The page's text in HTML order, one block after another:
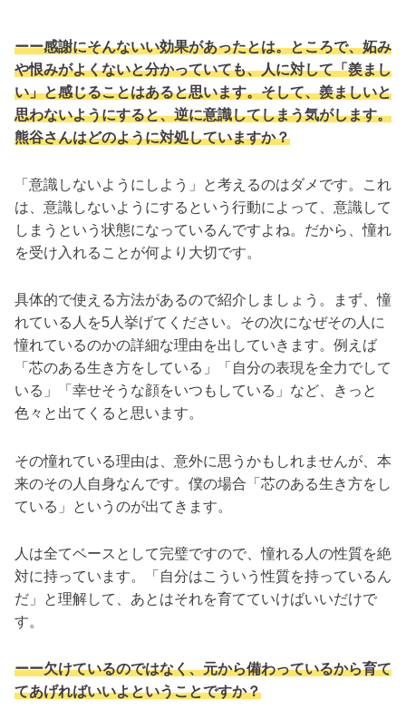
ーー感謝にそんないい効果があったとは。ところで、妬み
や恨みがよくないと分かっていても、人に対して「羨まし
い」と感じることはあると思います。そして、羨ましいと
思わないようにすると、逆に意識してしまう気がします。
熊谷さんはどのように対処していますか？
「意識しないようにしよう」と考えるのはダメです。これ
は、意識しないようにするという行動によって、意識して
しまうという状態になっているんですよね。だから、憧れ
を受け入れることが何より大切です。
具体的で使える方法があるので紹介しましょう。まず、憧
れている人を5人挙げてください。その次になぜその人に
憧れているのかの詳細な理由を出していきます。例えば
「芯のある生き方をしている」「自分の表現を全力でして
いる」「幸せそうな顔をいつもしている」など、きっと
色々と出てくると思います。
その憧れている理由は、意外に思うかもしれませんが、本
来のその人自身なんです。僕の場合「芯のある生き方をし
ている」というのが出てきます。
人は全てベースとして完璧ですので、憧れる人の性質を絶
対に持っています。「自分はこういう性質を持っているん
だ」と理解して、あとはそれを育てていけばいいだけで
す。
ーー欠けているのではなく、元から備わっているから育て
てあげればいいよということですか？